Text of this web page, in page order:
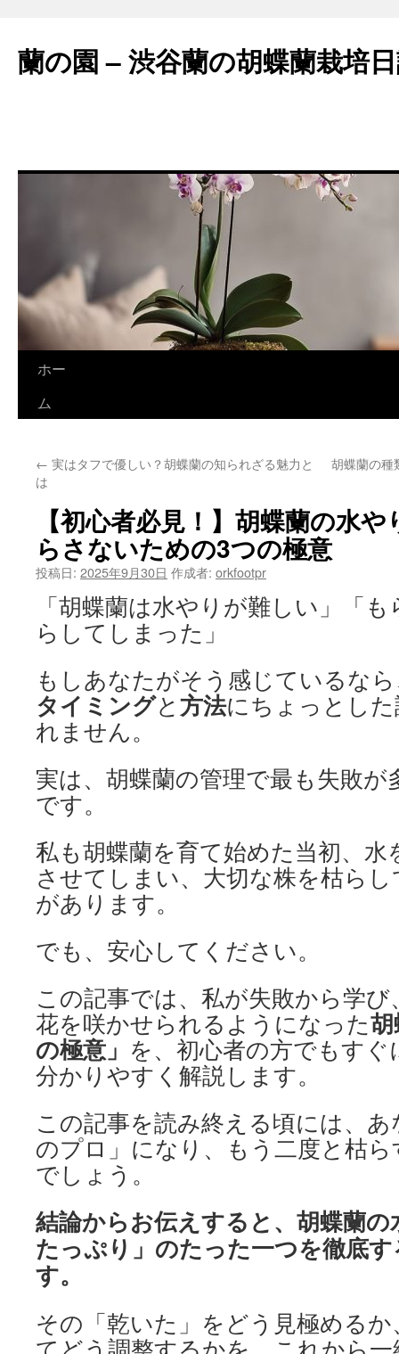
蘭の園 – 渋谷蘭の胡蝶蘭栽培
ン
ス
ホー
ム
← 実はタフで優しい？胡蝶蘭の知られざる魅力と
は
胡蝶蘭の種
【初心者必見！】胡蝶蘭の水
らさないための3つの極意
投稿日: 2025年9月30日 作成者: orkfootpr
「胡蝶蘭は水やりが難しい」「
らしてしまった」
もしあなたがそう感じているな
タイミングと方法にちょっとし
れません。
実は、胡蝶蘭の管理で最も失敗
です。
私も胡蝶蘭を育て始めた当初、
させてしまい、大切な株を枯ら
があります。
でも、安心してください。
この記事では、私が失敗から学
花を咲かせられるようになった
の極意」 を、初心者の方でもす
分かりやすく解説します。
この記事を読み終える頃には、
のプロ」になり、もう二度と枯
でしょう。
結論からお伝えすると、胡蝶蘭
たっぷり」のたった一つを徹底
す。
その「乾いた」をどう見極める